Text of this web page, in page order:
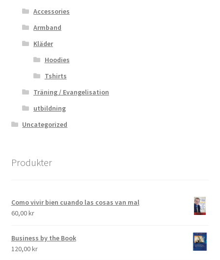
Accessories
Armband
Kläder
Hoodies
Tshirts
Träning / Evangelisation
utbildning
Uncategorized
Produkter
Como vivir bien cuando las cosas van mal
60,00kr
Business by the Book
120,00kr